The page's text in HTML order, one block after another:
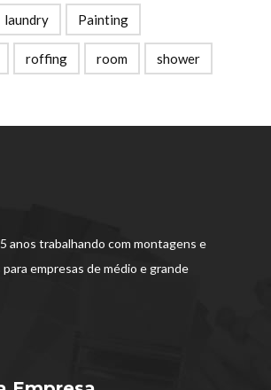
laundry Painting
roffing room shower
anos trabalhando com montagens e
empresas de médio e grande